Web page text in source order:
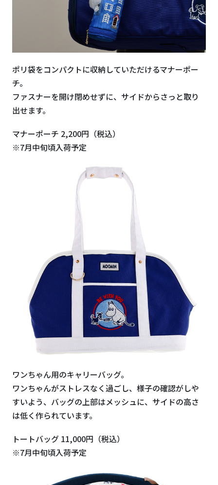
ポリ袋をコンパクトに収納していただけるマナーポー
チ。
ファスナーを開け閉めせずに、サイドからさっと取り
出せます。
マナーポーチ 2,200円（税込）
※7月中旬頃入荷予定
ワンちゃん用のキャリーバッグ。
ワンちゃんがストレスなく過ごし、様子の確認がしや
すいよう、バッグの上部はメッシュに、サイドの高さ
は低く作られています。
トートバッグ 11,000円（税込）
※7月中旬頃入荷予定